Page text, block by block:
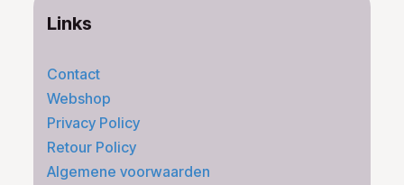
Links
Contact
Webshop
Privacy Policy
Retour Policy
Algemene voorwaarden